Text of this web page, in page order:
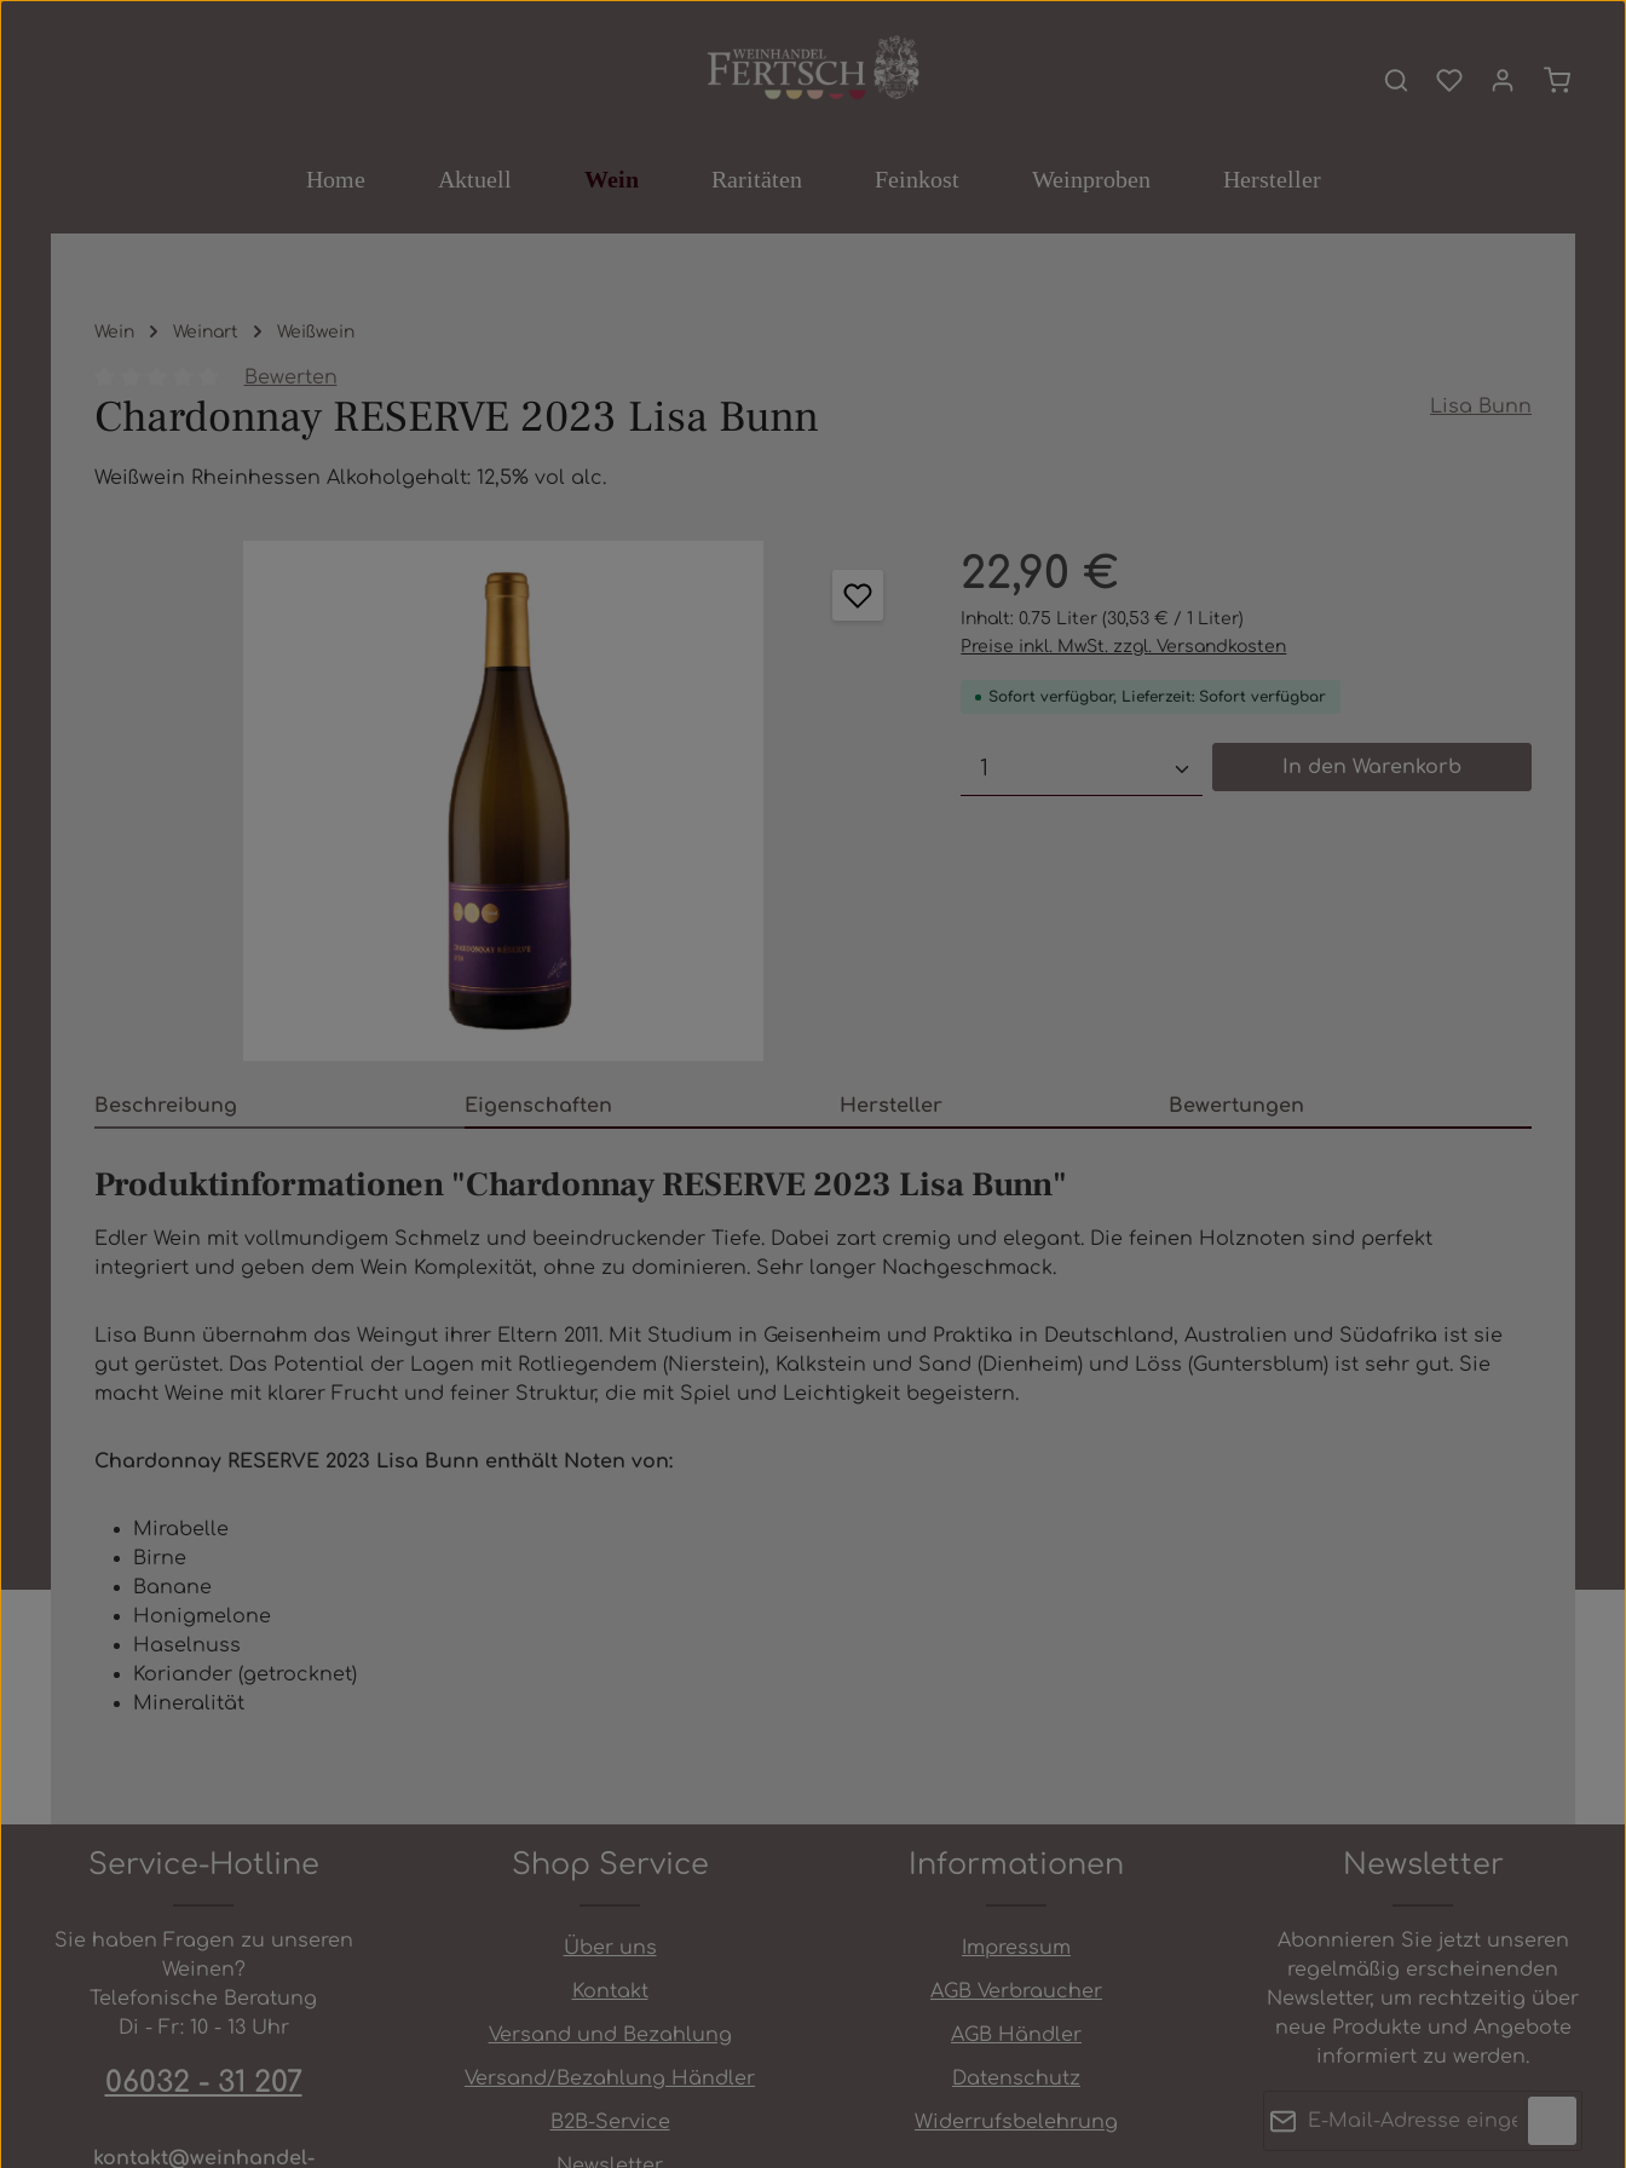
Home Aktuell Wein Raritäten Feinkost Weinproben Hersteller
Du hast 0 Produkte
Wein Weinart Weißwein
Durchschnittliche Bewertung von 0 von 5 Sternen
Bewerten
Chardonnay RESERVE 2023 Lisa Bunn Lisa Bunn
Weißwein Rheinhessen Alkoholgehalt: 12,5% vol alc.
Regulärer Preis:
22,90 €
Inhalt:0.75 Liter (30,53 € / 1 Liter)
Preise inkl. MwSt. zzgl. Versandkosten
Sofort verfügbar, Lieferzeit: Sofort verfügbar
Produkt Anzahl: Gib den gewünschten
In den Warenkorb
Beschreibung Eigenschaften Hersteller Bewertungen
Produktinformationen "Chardonnay RESERVE 2023 Lisa Bunn"
Edler Wein mit vollmundigem Schmelz und beeindruckender Tiefe. Dabei zart cremig und elegant. Die feinen Holznoten sind perfekt
integriert und geben dem Wein Komplexität, ohne zu dominieren. Sehr langer Nachgeschmack.
Lisa Bunn übernahm das Weingut ihrer Eltern 2011. Mit Studium in Geisenheim und Praktika in Deutschland, Australien und Südafrika ist sie
gut gerüstet. Das Potential der Lagen mit Rotliegendem (Nierstein), Kalkstein und Sand (Dienheim) und Löss (Guntersblum) ist sehr gut. Sie
macht Weine mit klarer Frucht und feiner Struktur, die mit Spiel und Leichtigkeit begeistern.
Chardonnay RESERVE 2023 Lisa Bunn enthält Noten von:
Mirabelle
Birne
Banane
Honigmelone
Haselnuss
Koriander (getrocknet)
Mineralität
Service-Hotline
Sie haben Fragen zu unseren
Weinen?
Telefonische Beratung
Di - Fr: 10 - 13 Uhr
06032 - 31 207
kontakt@weinhandel-
Shop Service
Über uns
Kontakt
Versand und Bezahlung
Versand/Bezahlung Händler
B2B-Service
Informationen
Impressum
AGB Verbraucher
AGB Händler
Datenschutz
Widerrufsbelehrung
Newsletter
Abonnieren Sie jetzt unseren
regelmäßig erscheinenden
Newsletter, um rechtzeitig über
neue Produkte und Angebote
informiert zu werden.
E-Mail-Adresse*